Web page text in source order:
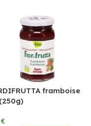
framboise
€